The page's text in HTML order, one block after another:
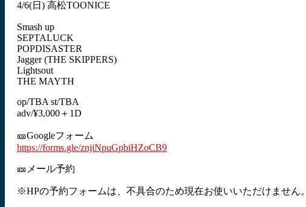
4/6(日) 高松TOONICE
Smash up
SEPTALUCK
POPDISASTER
Jagger (THE SKIPPERS)
Lightsout
THE MAYTH
op/TBA st/TBA
adv/¥3,000＋1D
🎫Googleフォーム
https://forms.gle/znjiNpuGpbiHZoCB9
🎫メール予約
※HPの予約フォームは、不具合のため現在お使いいただけません。